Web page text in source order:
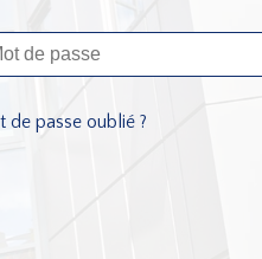
de passe oublié ?